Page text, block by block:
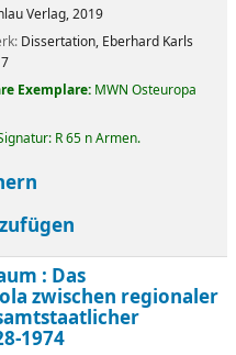
Verlag,2019
Dissertation, Eberhard Karls
Exemplare: MWN Osteuropa
R 65 n Armen.
: Das
zwischen regionaler
1974